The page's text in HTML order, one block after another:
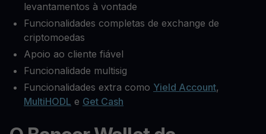
levantamentos à vontade
Funcionalidades completas de exchange de
criptomoedas
Apoio ao cliente fiável
Funcionalidade multisig
Funcionalidades extra como Yield Account,
MultiHODL e Get Cash